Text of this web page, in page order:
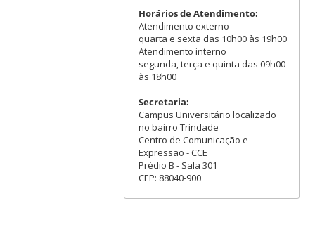
Horários de Atendimento:
Atendimento externo
quarta e sexta das 10h00 às 19h00
Atendimento interno
segunda, terça e quinta das 09h00
às 18h00
Secretaria:
Campus Universitário localizado
no bairro Trindade
Centro de Comunicação e
Expressão - CCE
Prédio B - Sala 301
CEP: 88040-900